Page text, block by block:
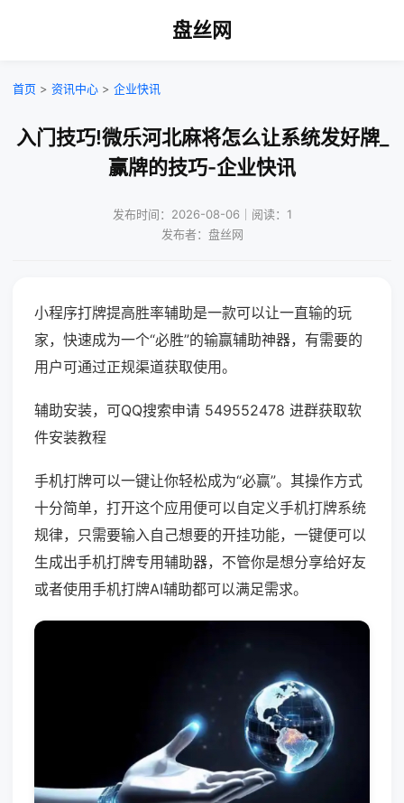
盘丝网
首页 > 资讯中心 > 企业快讯
入门技巧!微乐河北麻将怎么让系统发好牌_
赢牌的技巧-企业快讯
发布时间：2026-08-06｜阅读：1
发布者：盘丝网
小程序打牌提高胜率辅助是一款可以让一直输的玩
家，快速成为一个“必胜”的输赢辅助神器，有需要的
用户可通过正规渠道获取使用。
辅助安装，可QQ搜索申请 549552478 进群获取软
件安装教程
手机打牌可以一键让你轻松成为“必赢”。其操作方式
十分简单，打开这个应用便可以自定义手机打牌系统
规律，只需要输入自己想要的开挂功能，一键便可以
生成出手机打牌专用辅助器，不管你是想分享给好友
或者使用手机打牌AI辅助都可以满足需求。